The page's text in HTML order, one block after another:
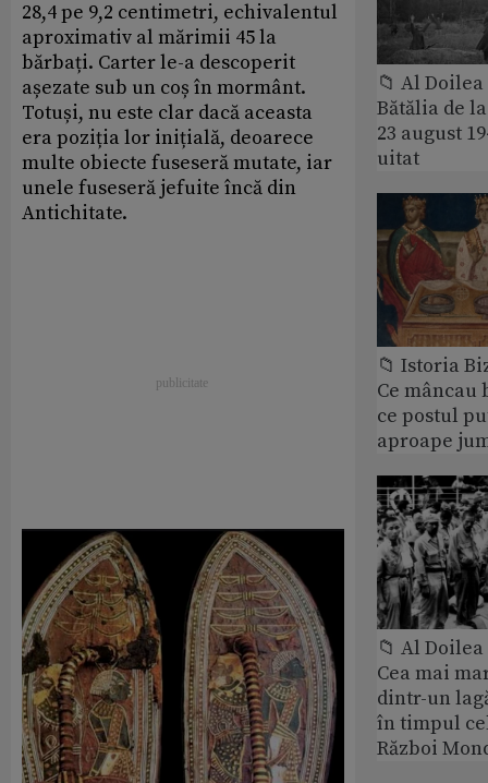
28,4 pe 9,2 centimetri, echivalentul
aproximativ al mărimii 45 la
bărbați. Carter le-a descoperit
așezate sub un coș în mormânt.
Totuși, nu este clar dacă aceasta
era poziția lor inițială, deoarece
multe obiecte fuseseră mutate, iar
unele fuseseră jefuite încă din
Antichitate.
📁 Al
Bătălia de
23 august
uitat
📁 Istoria
Ce
ce postul
aproape
📁 Al
Cea mai
dintr-un
în timpul
Război